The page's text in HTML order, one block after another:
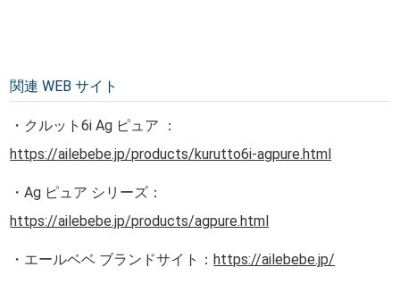
関連 WEB サイト
・クルット6i Ag ピュア ：
https://ailebebe.jp/products/kurutto6i-agpure.html
・Ag ピュア シリーズ：
https://ailebebe.jp/products/agpure.html
・エールベベ ブランドサイト：https://ailebebe.jp/